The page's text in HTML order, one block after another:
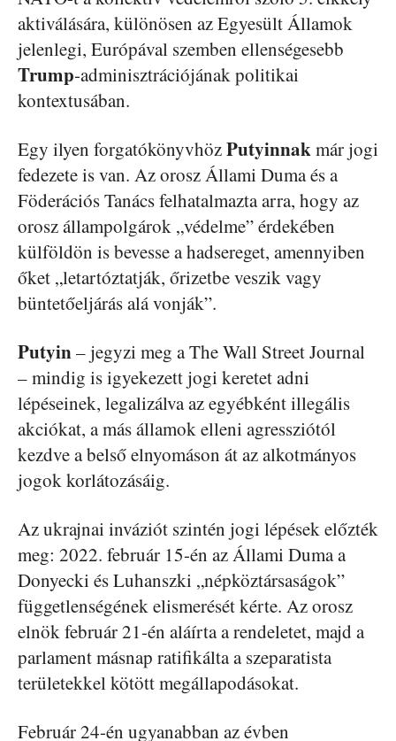
aktiválására, különösen az Egyesült Államok
jelenlegi, Európával szemben ellenségesebb
Trump-adminisztrációjának politikai
kontextusában.
Egy ilyen forgatókönyvhözPutyinnakmár jogi
fedezete is van. Az orosz Állami Duma és a
Föderációs Tanács felhatalmazta arra, hogy az
orosz állampolgárok „védelme” érdekében
külföldön is bevesse a hadsereget, amennyiben
őket „letartóztatják, őrizetbe veszik vagy
büntetőeljárás alá vonják”.
Putyin– jegyzi meg a The Wall Street Journal
– mindig is igyekezett jogi keretet adni
lépéseinek, legalizálva az egyébként illegális
akciókat, a más államok elleni agressziótól
kezdve a belső elnyomáson át az alkotmányos
jogok korlátozásáig.
Az ukrajnai inváziót szintén jogi lépések előzték
meg: 2022. február 15-én az Állami Duma a
Donyecki és Luhanszki „népköztársaságok”
függetlenségének elismerését kérte. Az orosz
elnök február 21-én aláírta a rendeletet, majd a
parlament másnap ratifikálta a szeparatista
területekkel kötött megállapodásokat.
Február 24-én ugyanabban az évben